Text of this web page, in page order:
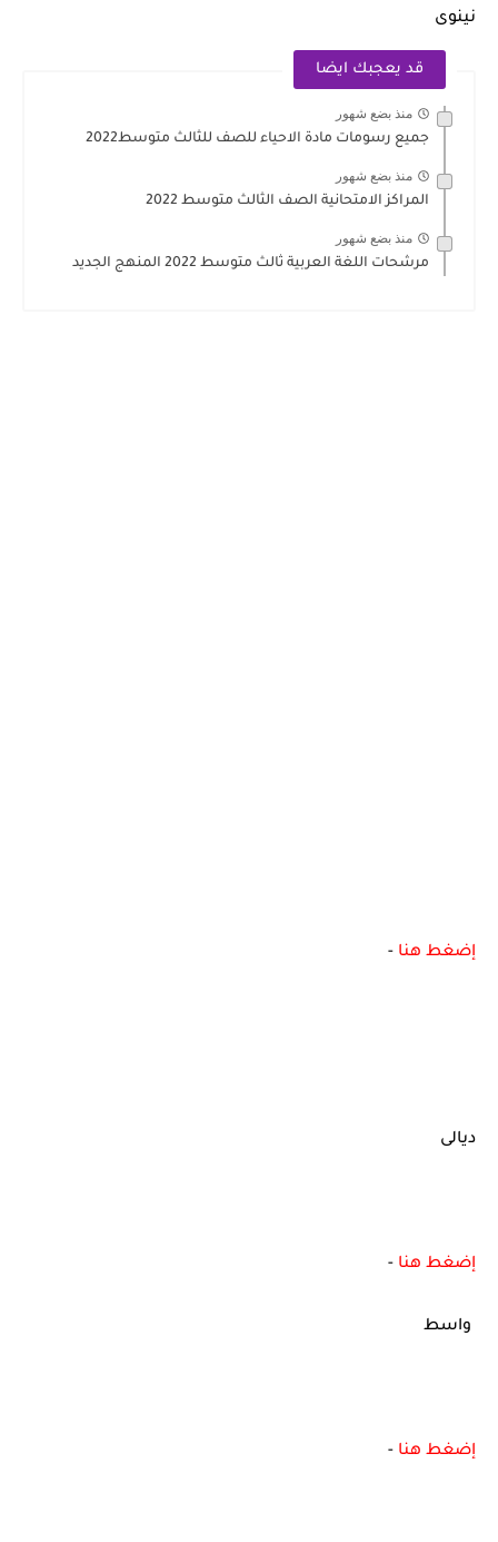
نينوى
قد يعجبك ايضا
منذ بضع شهور
جميع رسومات مادة الاحياء للصف للثالث متوسط2022
منذ بضع شهور
المراكز الامتحانية الصف الثالث متوسط 2022
منذ بضع شهور
مرشحات اللغة العربية ثالث متوسط 2022 المنهج الجديد
إضغط هنا -
ديالى
إضغط هنا -
واسط
إضغط هنا -